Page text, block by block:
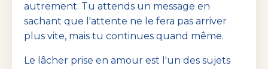
autrement. Tu attends un message en
sachant que l'attente ne le fera pas arriver
plus vite, mais tu continues quand même.
Le lâcher prise en amour est l'un des sujets